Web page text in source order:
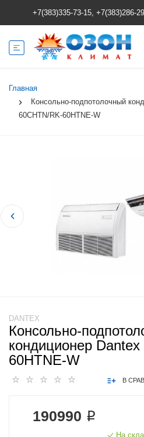
+7(383)335-73-15, +7(383)286-
Главная
Консольно-подпотолочный
60CHTN/RK-60HTNE-W
DANTEX
Консольно-
кондиционер
60HTNE-W
В
190990 ₽
На